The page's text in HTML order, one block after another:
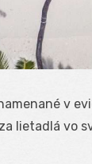
v
lietadlá vo